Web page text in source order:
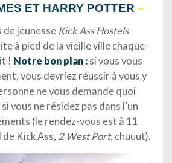
ET HARRY POTTER –
de jeunesse Kick Ass Hostels
à pied de la vieille ville chaque
! Notre bon plan : si vous vous
vous devriez réussir à vous y
ne vous demande quoi
vous ne résidez pas dans l’un
(le rendez-vous est à 11
Kick Ass, 2 West Port, chuuut).